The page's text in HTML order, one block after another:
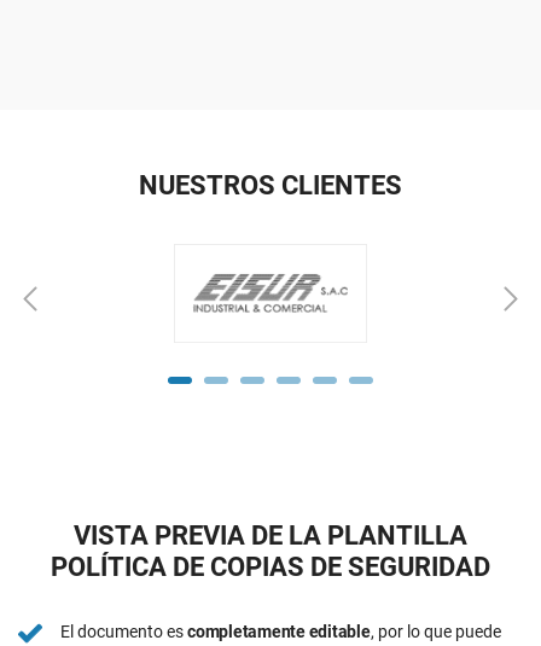
NUESTROS CLIENTES
VISTA PREVIA DE LA PLANTILLA
POLÍTICA DE COPIAS DE SEGURIDAD
El documento escompletamente editable, por lo que puede